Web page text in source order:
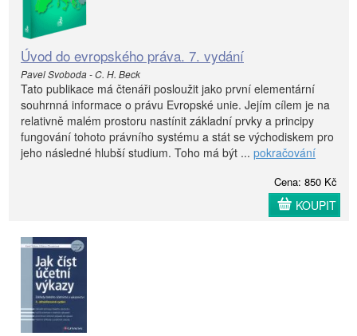
Úvod do evropského práva. 7. vydání
Pavel Svoboda - C. H. Beck
Tato publikace má čtenáři posloužit jako první elementární
souhrnná informace o právu Evropské unie. Jejím cílem je na
relativně malém prostoru nastínit základní prvky a principy
fungování tohoto právního systému a stát se východiskem pro
jeho následné hlubší studium. Toho má být ... pokračování
Cena: 850 Kč
KOUPIT